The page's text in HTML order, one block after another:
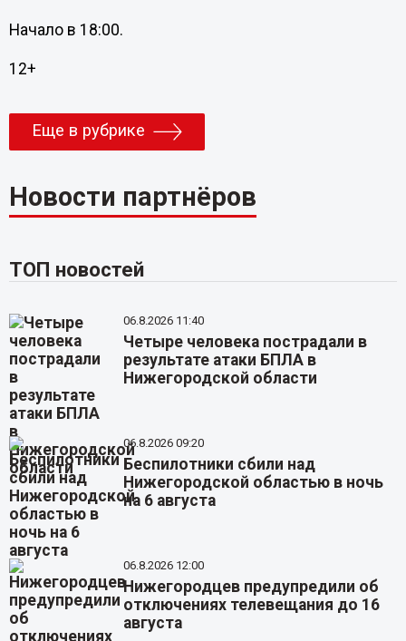
Начало в 18:00.
12+
Еще в рубрике
Новости партнёров
ТОП новостей
06.8.2026 11:40
Четыре человека пострадали в
результате атаки БПЛА в
Нижегородской области
06.8.2026 09:20
Беспилотники сбили над
Нижегородской областью в ночь
на 6 августа
06.8.2026 12:00
Нижегородцев предупредили об
отключениях телевещания до 16
августа